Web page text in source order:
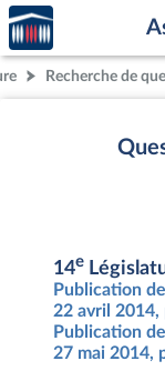
Aller au contenu
Aller en bas de la
Accèder
à la
page
d'accueilRecherche de
14e
Publication
22 avril 2014,
Publication
27 mai 2014,